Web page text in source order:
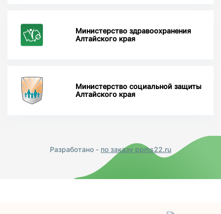
Министерство здравоохранения
Алтайского края
Министерство социальной защиты
Алтайского края
Разработано - по заказу ppms22.ru